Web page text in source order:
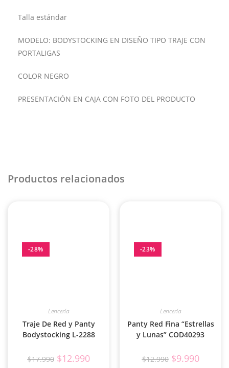
Talla estándar
MODELO: BODYSTOCKING EN DISEÑO TIPO TRAJE CON
PORTALIGAS
COLOR NEGRO
PRESENTACIÓN EN CAJA CON FOTO DEL PRODUCTO
Productos relacionados
-28%
Lencería
Traje De Red y Panty
Bodystocking L-2288
$17.990 $12.990
-23%
Lencería
Panty Red Fina “Estrellas
y Lunas” COD40293
$12.990 $9.990